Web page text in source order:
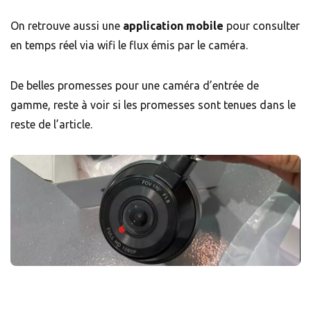
On retrouve aussi une application mobile pour consulter
en temps réel via wifi le flux émis par le caméra.
De belles promesses pour une caméra d’entrée de
gamme, reste à voir si les promesses sont tenues dans le
reste de l’article.